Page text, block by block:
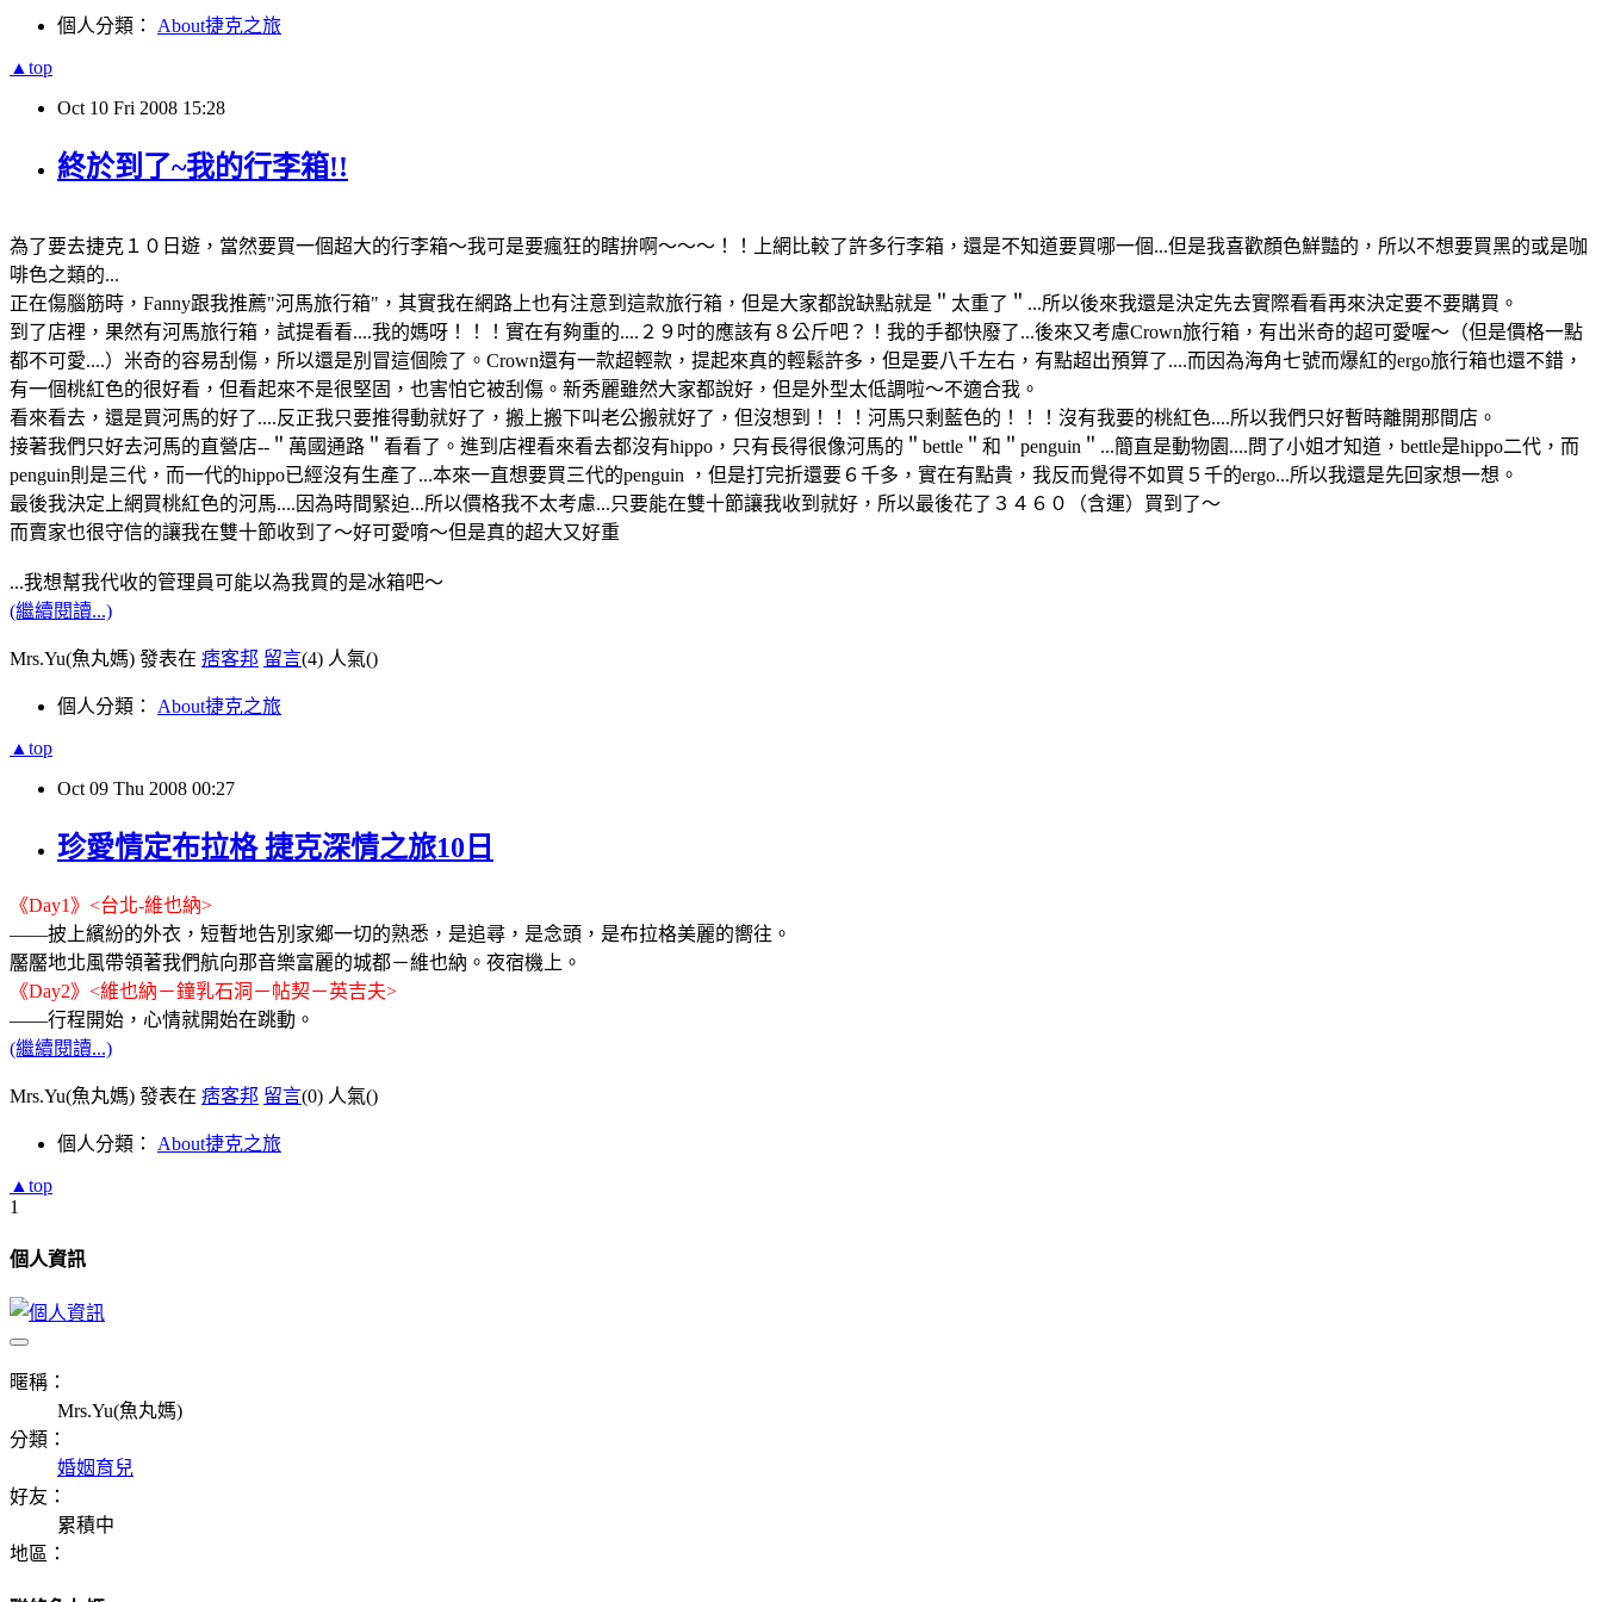
個人分類： About捷克之旅
▲top
Oct 10 Fri 2008 15:28
終於到了~我的行李箱!!
為了要去捷克１０日遊，當然要買一個超大的行李箱～我可是要瘋狂的瞎拚啊～～～！！上網比較了許多行李箱，還是不知道要買哪一個...但是我喜歡顏色鮮豔的，所以不想要買黑的或是咖
啡色之類的...
正在傷腦筋時，Fanny跟我推薦"河馬旅行箱"，其實我在網路上也有注意到這款旅行箱，但是大家都說缺點就是＂太重了＂...所以後來我還是決定先去實際看看再來決定要不要購買。
到了店裡，果然有河馬旅行箱，試提看看....我的媽呀！！！實在有夠重的....２９吋的應該有８公斤吧？！我的手都快廢了...後來又考慮Crown旅行箱，有出米奇的超可愛喔～（但是價格一點
都不可愛....）米奇的容易刮傷，所以還是別冒這個險了。Crown還有一款超輕款，提起來真的輕鬆許多，但是要八千左右，有點超出預算了....而因為海角七號而爆紅的ergo旅行箱也還不錯，
有一個桃紅色的很好看，但看起來不是很堅固，也害怕它被刮傷。新秀麗雖然大家都說好，但是外型太低調啦～不適合我。
看來看去，還是買河馬的好了....反正我只要推得動就好了，搬上搬下叫老公搬就好了，但沒想到！！！河馬只剩藍色的！！！沒有我要的桃紅色....所以我們只好暫時離開那間店。
接著我們只好去河馬的直營店--＂萬國通路＂看看了。進到店裡看來看去都沒有hippo，只有長得很像河馬的＂bettle＂和＂penguin＂...簡直是動物園....問了小姐才知道，bettle是hippo二代，而
penguin則是三代，而一代的hippo已經沒有生產了...本來一直想要買三代的penguin ，但是打完折還要６千多，實在有點貴，我反而覺得不如買５千的ergo...所以我還是先回家想一想。
最後我決定上網買桃紅色的河馬....因為時間緊迫...所以價格我不太考慮...只要能在雙十節讓我收到就好，所以最後花了３４６０（含運）買到了～
而賣家也很守信的讓我在雙十節收到了～好可愛唷～但是真的超大又好重
...我想幫我代收的管理員可能以為我買的是冰箱吧～
(繼續閱讀...)
Mrs.Yu(魚丸媽) 發表在 痞客邦 留言(4) 人氣()
個人分類： About捷克之旅
▲top
Oct 09 Thu 2008 00:27
珍愛情定布拉格 捷克深情之旅10日
《Day1》<台北-維也納>
——披上繽紛的外衣，短暫地告別家鄉一切的熟悉，是追尋，是念頭，是布拉格美麗的嚮往。
靨靨地北風帶領著我們航向那音樂富麗的城都－維也納。夜宿機上。
《Day2》<維也納－鐘乳石洞－帖契－英吉夫>
——行程開始，心情就開始在跳動。
(繼續閱讀...)
Mrs.Yu(魚丸媽) 發表在 痞客邦 留言(0) 人氣()
個人分類： About捷克之旅
▲top
1
個人資訊
暱稱：
Mrs.Yu(魚丸媽)
分類：
婚姻育兒
好友：
累積中
地區：